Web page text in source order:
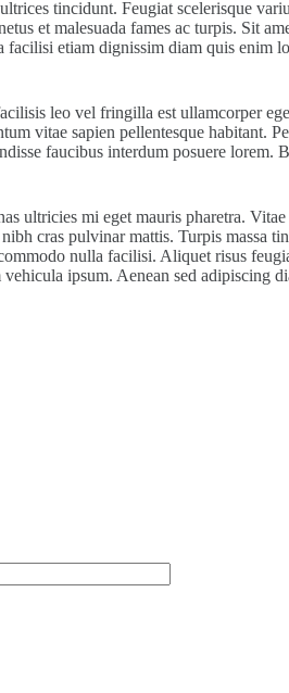
tincidunt. Feugiat scelerisque
et malesuada fames ac turpis. Sit
etiam dignissim diam quis enim
leo vel fringilla est ullamcorper
vitae sapien pellentesque habitant.
faucibus interdum posuere
ultricies mi eget mauris pharetra.
cras pulvinar mattis. Turpis massa
nulla facilisi. Aliquet risus
ipsum. Aenean sed adipiscing